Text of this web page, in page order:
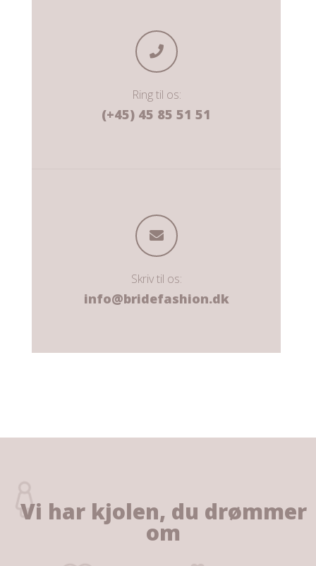
Ring til os:
(+45) 45 85 51 51
Skriv til os:
info@bridefashion.dk
Vi har kjolen, du drømmer
om